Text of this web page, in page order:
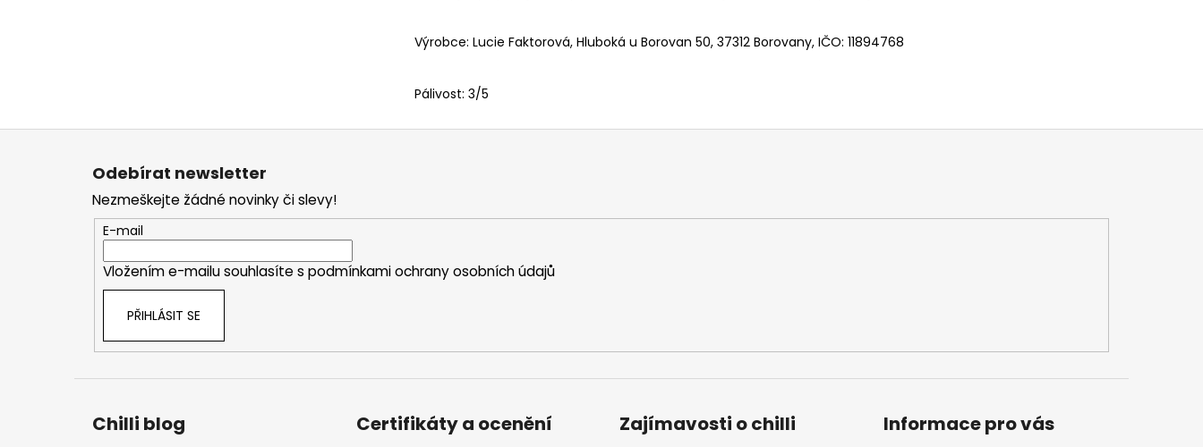
Výrobce: Lucie Faktorová, Hluboká u Borovan 50, 37312 Borovany, IČO: 11894768
Pálivost: 3/5
Z
Odebírat newsletter
Nezmeškejte žádné novinky či slevy!
E-mail
Vložením e-mailu souhlasíte s podmínkami ochrany osobních údajů
PŘIHLÁSIT SE
Chilli blog Certifikáty a ocenění Zajímavosti o chilli Informace pro vás